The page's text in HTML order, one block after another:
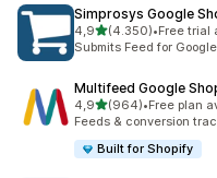
Simprosys Google
4,9stelle su 5
(4.350)
4350 recensioni totali
•Free trial
Submits Feed for
Multifeed Google
4,9stelle su 5
(964)
964 recensioni totali
•Free plan
Feeds & conversion
Built for Shopify